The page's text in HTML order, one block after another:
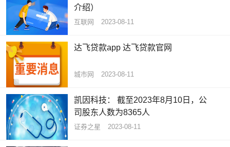
介绍）
互联网 2023-08-11
达飞贷款app 达飞贷款官网
城市网 2023-08-11
凯因科技： 截至2023年8月10日，公
司股东人数为8365人
证券之星 2023-08-11